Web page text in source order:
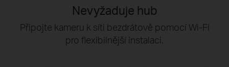
Nevyžaduje hub
Připojte kameru k síti bezdrátově pomocí Wi-Fi
pro flexibilnější instalaci.